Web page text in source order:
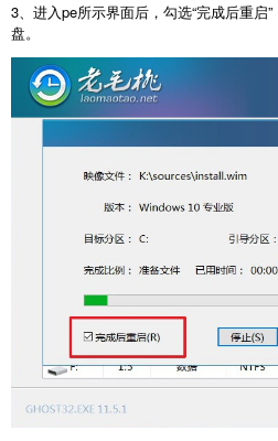
3、进入pe所示界面后，勾选“完成后重启
盘。